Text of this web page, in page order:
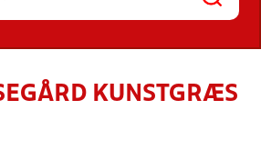
KUNSTGRÆS